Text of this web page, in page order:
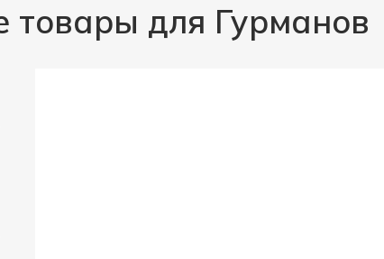
товары для Гурманов